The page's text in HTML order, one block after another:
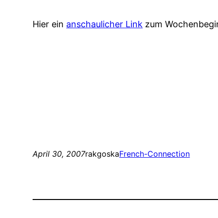
Hier ein anschaulicher Link zum
April 30, 2007rakgoskaFrench-Connection